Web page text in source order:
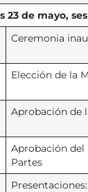
23 de mayo,
Ceremonia
Elección de la
Aprobación de
Aprobación del
Partes
Presentaciones: